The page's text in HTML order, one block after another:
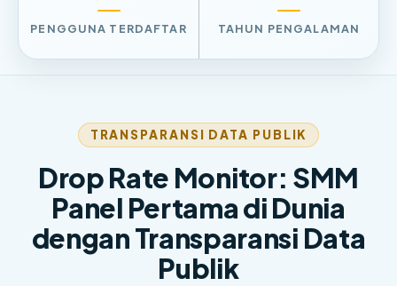
PENGGUNA TERDAFTAR TAHUN PENGALAMAN
TRANSPARANSI DATA PUBLIK
Drop Rate Monitor: SMM
Panel Pertama di Dunia
dengan Transparansi Data
Publik